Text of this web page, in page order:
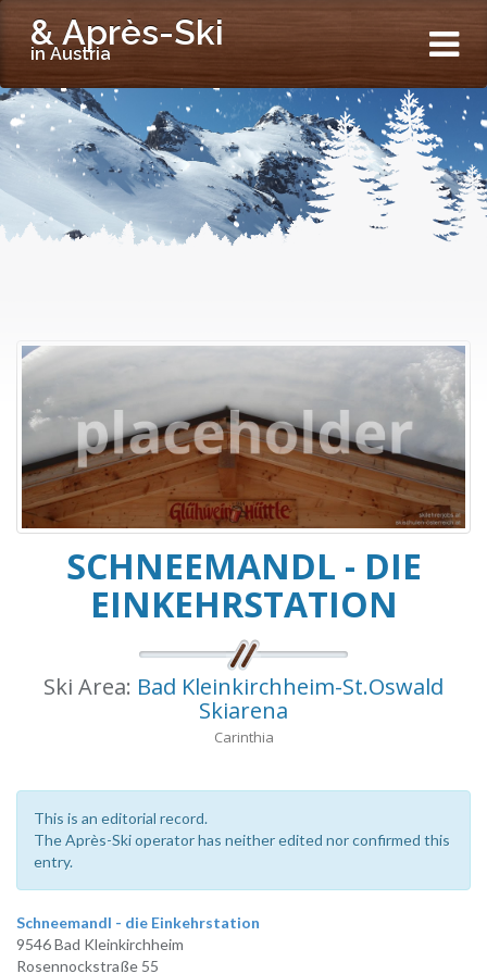
& Après-Ski
in Austria
SCHNEEMANDL - DIE
EINKEHRSTATION
Ski Area: Bad Kleinkirchheim-St.Oswald
Skiarena
Carinthia
This is an editorial record.
The Après-Ski operator has neither edited nor confirmed this
entry.
Schneemandl - die Einkehrstation
9546 Bad Kleinkirchheim
Rosennockstraße 55